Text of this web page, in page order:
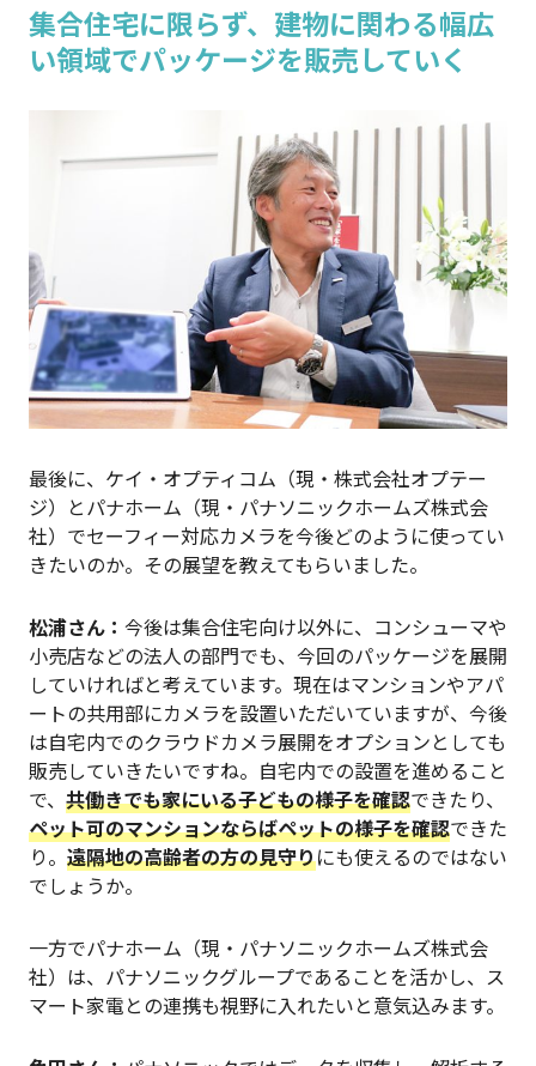
集合住宅に限らず、建物に関わる幅広
い領域でパッケージを販売していく
最後に、ケイ・オプティコム（現・株式会社オプテー
ジ）とパナホーム（現・パナソニックホームズ株式会
社）でセーフィー対応カメラを今後どのように使ってい
きたいのか。その展望を教えてもらいました。
松浦さん： 今後は集合住宅向け以外に、コンシューマや
小売店などの法人の部門でも、今回のパッケージを展開
していければと考えています。現在はマンションやアパ
ートの共用部にカメラを設置いただいていますが、今後
は自宅内でのクラウドカメラ展開をオプションとしても
販売していきたいですね。自宅内での設置を進めること
で、 共働きでも家にいる子どもの様子を確認できたり、
ペット可のマンションならばペットの様子を確認できた
り。 遠隔地の高齢者の方の見守りにも使えるのではない
でしょうか。
一方でパナホーム（現・パナソニックホームズ株式会
社）は、パナソニックグループであることを活かし、ス
マート家電との連携も視野に入れたいと意気込みます。